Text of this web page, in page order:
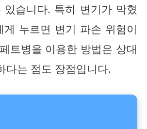
습니다. 특히 변기가 막혔
누르면 변기 파손 위험이
트병을 이용한 방법은 상대
다는 점도 장점입니다.